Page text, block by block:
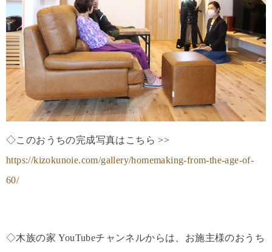
◇このおうちの完成写真はこちら >>
https://kizokunoie.com/gallery/homemaking-from-the-age-of-
60/
◇木族の家 YouTubeチャンネルからは、お施主様のおうち